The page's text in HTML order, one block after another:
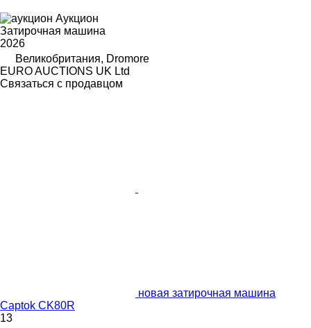
Аукцион
Затирочная машина
2026
Великобритания, Dromore
EURO AUCTIONS UK Ltd
Связаться с продавцом
новая затирочная машина
Captok CK80R
13